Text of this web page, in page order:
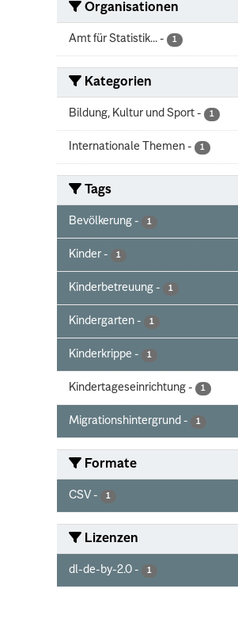
Organisationen
Amt für Statistik... - 1
Kategorien
Bildung, Kultur und Sport - 1
Internationale Themen - 1
Tags
Bevölkerung - 1
Kinder - 1
Kinderbetreuung - 1
Kindergarten - 1
Kinderkrippe - 1
Kindertageseinrichtung - 1
Migrationshintergrund - 1
Formate
CSV - 1
Lizenzen
dl-de-by-2.0 - 1